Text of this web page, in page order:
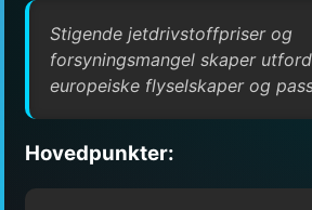
Stigende jetdrivstoffpriser og
forsyningsmangel skaper
europeiske flyselskaper og
Hovedpunkter: